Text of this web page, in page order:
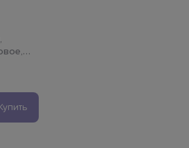
Купить